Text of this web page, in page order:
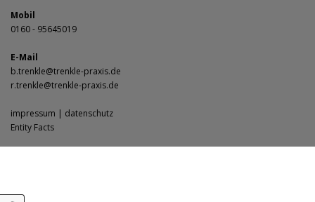
Mobil
0160 - 95645019
E-Mail
b.trenkle@trenkle-praxis.de
r.trenkle@trenkle-praxis.de
impressum | datenschutz
Entity Facts